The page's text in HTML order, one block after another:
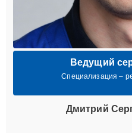
Ведущий
Специализация –
Дмитрий